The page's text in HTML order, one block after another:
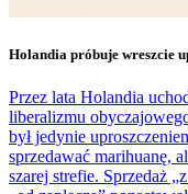
Holandia próbuje wreszcie
Przez lata Holandia
liberalizmu
był jedynie
sprzedawać marihuanę,
szarej strefie. Sprzedaż